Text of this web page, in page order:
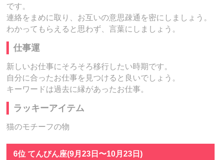
です。
連絡をまめに取り、お互いの意思疎通を密にしましょう。
わかってもらえると思わず、言葉にしましょう。
仕事運
新しいお仕事にそろそろ移行したい時期です。
自分に合ったお仕事を見つけると良いでしょう。
キーワードは過去に縁があったお仕事。
ラッキーアイテム
猫のモチーフの物
6位 てんびん座(9月23日〜10月23日)